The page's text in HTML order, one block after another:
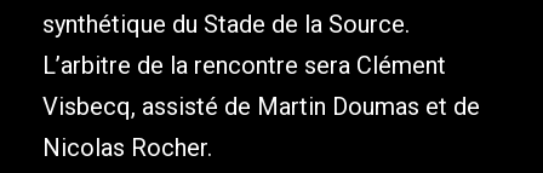
synthétique du Stade de la Source.
L’arbitre de la rencontre sera Clément
Visbecq, assisté de Martin Doumas et de
Nicolas Rocher.